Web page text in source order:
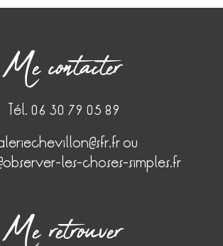
Me contacter
Tél. 06 30 79 05 89
ou
les-choses-simples.fr
Me retrouver